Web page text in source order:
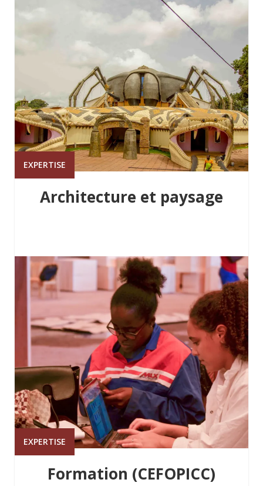
EXPERTISE
Architecture et paysage
EXPERTISE
Formation (CEFOPICC)